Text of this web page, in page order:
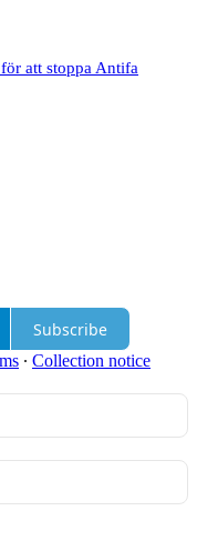
att stoppa Antifa
Subscribe
∙ Collection notice